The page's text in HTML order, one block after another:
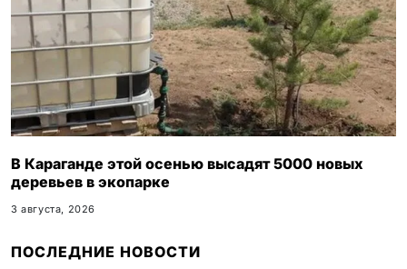
В Караганде этой осенью высадят 5000 новых
деревьев в экопарке
3 августа, 2026
ПОСЛЕДНИЕ НОВОСТИ